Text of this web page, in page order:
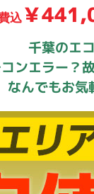
込￥
千葉のエ
ンエラー？
なんでもお気